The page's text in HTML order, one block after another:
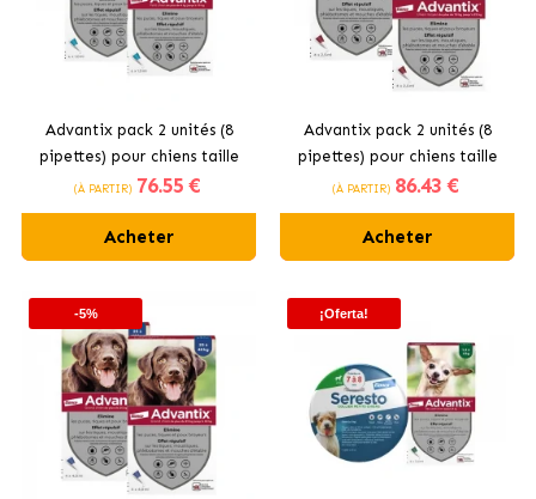
Advantix pack 2 unités (8
pipettes) pour chiens taille
petite (4-10kg)
(À PARTIR) 76.55 €
Acheter
Advantix pack 2 unités (8
pipettes) pour chiens taille
moyenne (10-25kg)
(À PARTIR) 86.43 €
Acheter
-5% ¡Oferta!